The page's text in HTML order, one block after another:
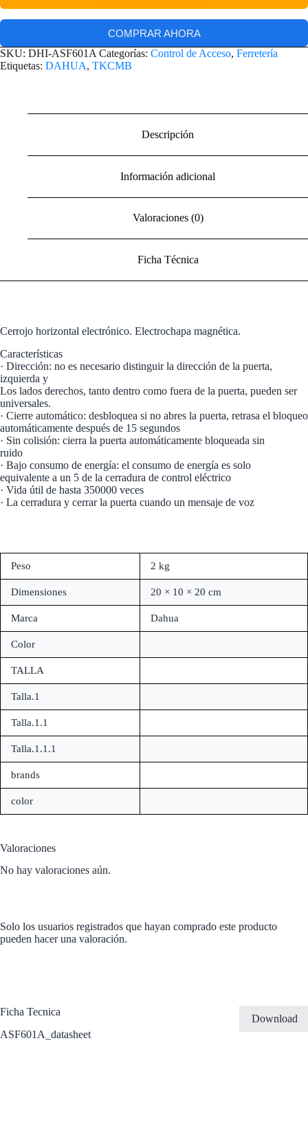
COMPRAR AHORA
SKU: DHI-ASF601A Categorías: Control de Acceso, Ferretería
Etiquetas: DAHUA, TKCMB
Descripción
Información adicional
Valoraciones (0)
Ficha Técnica
Cerrojo horizontal electrónico. Electrochapa magnética.
Características
· Dirección: no es necesario distinguir la dirección de la puerta,
izquierda y
Los lados derechos, tanto dentro como fuera de la puerta, pueden ser
universales.
· Cierre automático: desbloquea si no abres la puerta, retrasa el bloqueo
automáticamente después de 15 segundos
· Sin colisión: cierra la puerta automáticamente bloqueada sin
ruido
· Bajo consumo de energía: el consumo de energía es solo
equivalente a un 5 de la cerradura de control eléctrico
· Vida útil de hasta 350000 veces
· La cerradura y cerrar la puerta cuando un mensaje de voz
Peso 2 kg
Dimensiones 20 × 10 × 20 cm
Marca Dahua
Color
TALLA
Talla.1
Talla.1.1
Talla.1.1.1
brands
color
Valoraciones
No hay valoraciones aún.
Solo los usuarios registrados que hayan comprado este producto
pueden hacer una valoración.
Ficha Tecnica
Download
ASF601A_datasheet